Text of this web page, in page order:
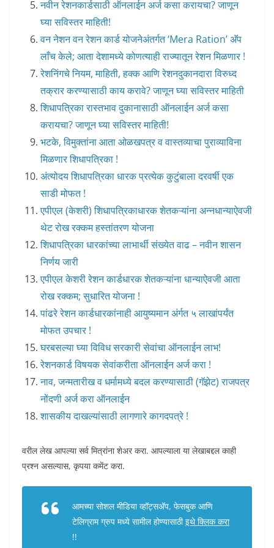
नवीन रेशनकार्डसाठी ऑनलाईन अर्ज कसा करायचा? जाणून
घ्या सविस्तर माहिती!
वन नेशन वन रेशन कार्ड योजनेअंतर्गत ‘Mera Ration’ अ‍ॅप
लाँच केले; आता देशामध्ये कोणत्याही राज्यातून रेशन मिळणार !
रेशनिंगचे नियम, माहिती, हक्क आणि रेशनदुकानदारा विरुध्द
तक्रार करण्यासाठी काय करावे? जाणून घ्या सविस्तर माहिती
शिधापत्रिका रास्तभाव दुकानासाठी ऑनलाईन अर्ज कसा
करायचा? जाणून घ्या सविस्तर माहिती!
भटके, विमुक्तांना आता ओळखपत्र व वास्तव्याचा पुराव्याविना
मिळणार शिधापत्रिका !
अंत्योदय शिधापत्रिका धारक प्रत्येक कुटुंबाला दरवर्षी एक
साडी मोफत !
एपीएल (केशरी) शिधापत्रिकाधारक शेतकऱ्यांना अन्नधान्याऐवजी
थेट रोख रक्कम हस्तांतरण योजना
शिधापत्रिका धारकांच्या लाभार्थी संख्येत वाढ – नवीन शासन
निर्णय जारी
एपीएल केशरी रेशन कार्डधारक शेतकऱ्यांना धान्याऐवजी आता
रोख रक्कम; सुधारित योजना !
पांढरे रेशन कार्डधारकांनाही आयुष्यमान अंर्गत ५ लाखांपर्यंत
मोफत उपचार !
घरबसल्या घ्या विविध सरकारी सेवांचा ऑनलाईन लाभ!
रेशनकार्ड विषयक सेवांकरीता ऑनलाईन अर्ज करा !
नाव, जन्मतारीख व धर्मामध्ये बदल करण्यासाठी (गॅझेट) राजपत्र
नोंदणी अर्ज करा ऑनलाईन
शासकीय दाखल्यांसाठी लागणारे कागदपत्रे !
वरील लेख आपल्या सर्व मित्रांना शेअर करा. आपल्याला या लेखाबद्दल काही
प्रश्न असल्यास, कृपया कमेंट करा.
आमच्या सोशल मीडिया व्हॉट्सअ‍ॅप, फेसबुक आणि
टेलिग्राम ग्रुप मध्ये सामील होण्यासाठीइथे क्लिक करा
!!